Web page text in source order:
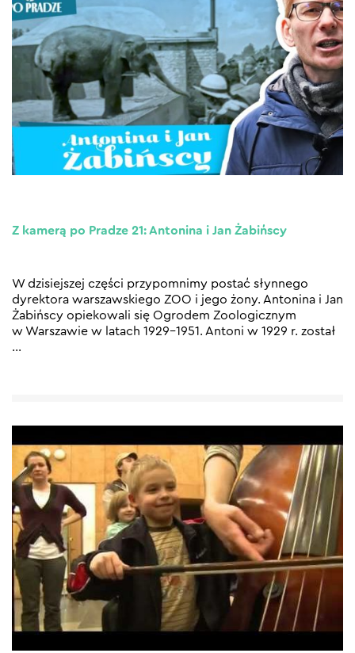
Z kamerą po Pradze 21: Antonina i Jan Żabińscy
W dzisiejszej części przypomnimy postać słynnego
dyrektora warszawskiego ZOO i jego żony. Antonina i Jan
Żabińscy opiekowali się Ogrodem Zoologicznym
w Warszawie w latach 1929–1951. Antoni w 1929 r. został
…